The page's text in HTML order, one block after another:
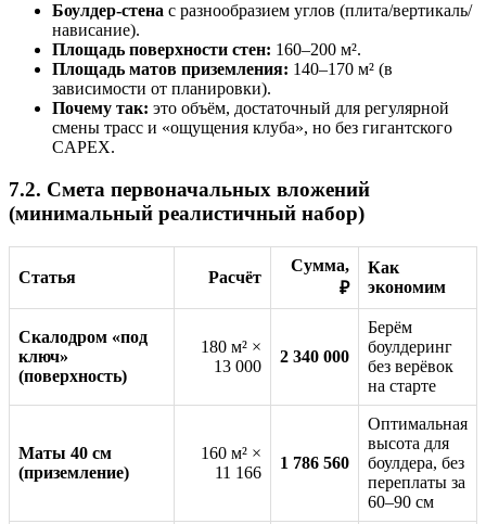
Боулдер-стена с разнообразием углов (плита/вертикаль/
нависание).
Площадь поверхности стен: 160–200 м².
Площадь матов приземления: 140–170 м² (в
зависимости от планировки).
Почему так: это объём, достаточный для регулярной
смены трасс и «ощущения клуба», но без гигантского
CAPEX.
7.2. Смета первоначальных вложений
(минимальный реалистичный набор)
Статья Расчёт
Сумма,
₽
Как
экономим
Скалодром «под
ключ»
(поверхность)
180 м² ×
13 000
2 340 000
Берём
боулдеринг
без верёвок
на старте
Маты 40 см
(приземление)
160 м² ×
11 166
1 786 560
Оптимальная
высота для
боулдера, без
переплаты за
60–90 см